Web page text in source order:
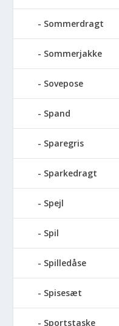
Sommerdragt
Sommerjakke
Sovepose
Spand
Sparegris
Sparkedragt
Spejl
Spil
Spilledåse
Spisesæt
Sportstaske